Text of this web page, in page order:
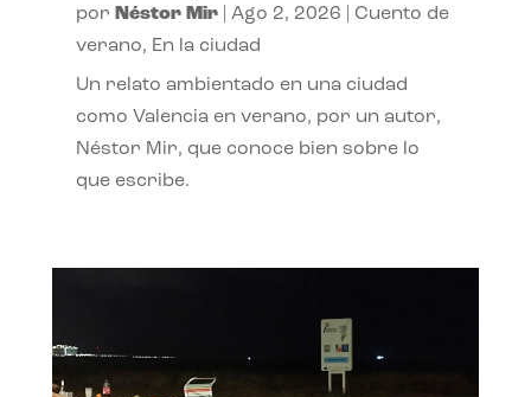
por Néstor Mir| Ago 2, 2026
Cuento de
verano, En la ciudad
Un relato ambientado en una ciudad
como Valencia en verano, por un autor,
Néstor Mir, que conoce bien sobre lo
que escribe.